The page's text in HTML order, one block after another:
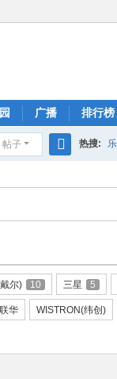
广播 排行榜
帖子
索
热搜:
尔) 10 三星 5
联华 WISTRON(纬创)